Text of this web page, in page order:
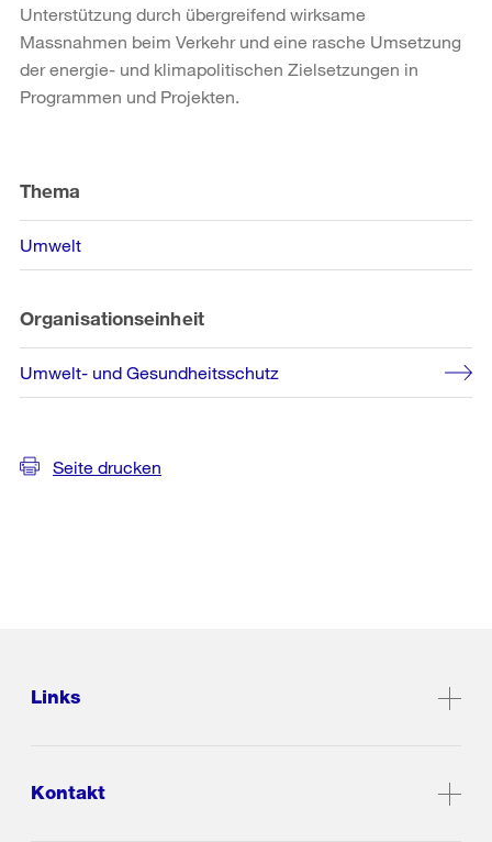
Unterstützung durch übergreifend wirksame
Massnahmen beim Verkehr und eine rasche Umsetzung
der energie- und klimapolitischen Zielsetzungen in
Programmen und Projekten.
Informationen
Thema
Umwelt
Organisationseinheit
Umwelt- und Gesundheitsschutz
Seite drucken
Links
Kontakt